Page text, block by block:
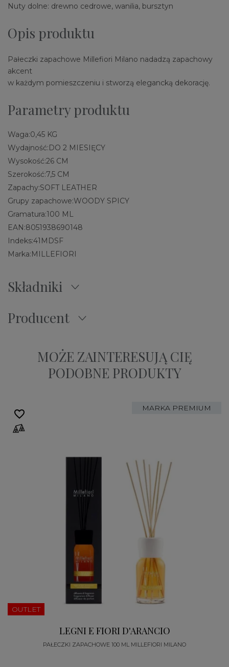
Nuty dolne: drewno cedrowe, wanilia, bursztyn
Opis produktu
Pałeczki zapachowe Millefiori Milano nadadzą zapachowy
akcent
w każdym pomieszczeniu i stworzą elegancką dekorację.
Parametry produktu
Waga:0,45 KG
Wydajność:DO 2 MIESIĘCY
Wysokość:26 CM
Szerokość:7,5 CM
Zapachy:SOFT LEATHER
Grupy zapachowe:WOODY SPICY
Gramatura:100 ML
EAN:8051938690148
Indeks:41MDSF
Marka:MILLEFIORI
Składniki
Producent
MOŻE ZAINTERESUJĄ CIĘ
PODOBNE PRODUKTY
MARKA PREMIUM
OUTLET
LEGNI E FIORI D'ARANCIO
PAŁECZKI ZAPACHOWE 100 ML MILLEFIORI MILANO
favorite_border